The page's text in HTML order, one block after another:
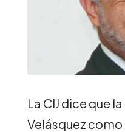
La CIJ dice que
Velásquez